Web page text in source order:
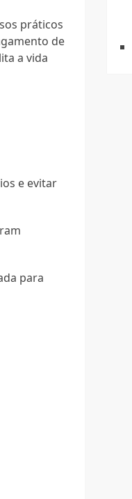
práticos
de
a vida
e evitar
para